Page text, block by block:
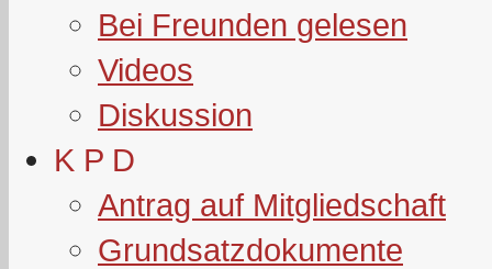
Bei Freunden gelesen
Videos
Diskussion
K P D
Antrag auf Mitgliedschaft
Grundsatzdokumente